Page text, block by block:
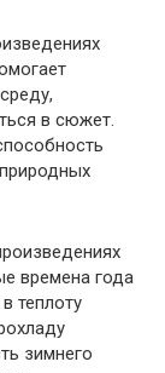
в сюжет.
времена года
теплоту
зимнего